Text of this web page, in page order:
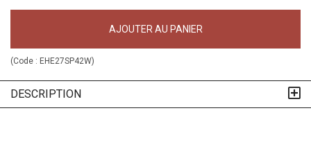
AJOUTER AU PANIER
(Code : EHE27SP42W)
DESCRIPTION